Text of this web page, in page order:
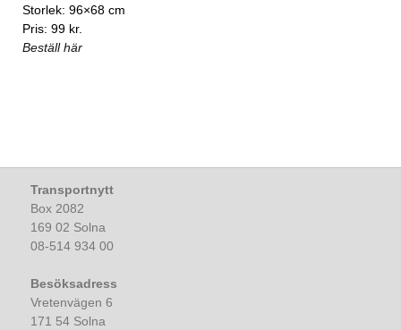
Storlek: 96×68 cm
Pris: 99 kr.
Beställ här
Transportnytt
Box 2082
169 02 Solna
08-514 934 00
Besöksadress
Vretenvägen 6
171 54 Solna